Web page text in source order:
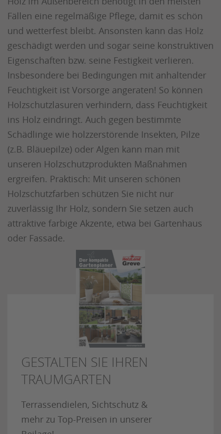
Fällen eine regelmäßige Pflege, damit es schön
und wetterfest bleibt. Ansonsten kann das Holz
geschädigt werden und sogar seine konstruktiven
Eigenschaften bzw. seine Festigkeit verlieren.
Insbesondere bei Bedingungen mit anhaltender
Feuchtigkeit ist Vorsorge angeraten! So können
Holzschutzlasuren verhindern, dass Feuchtigkeit
ins Holz eindringt. Auch gegen bestimmte
Schädlinge wie holzzerstörende Insekten, Pilze
(z.B. Bläuepilze) oder Algen kann man mit
unseren Holzschutzprodukten Maßnahmen
ergreifen. Praktisch: Mit unseren schönen
Holzschutzfarben schützen Sie nicht nur
zuverlässig Ihr Holz, sondern Sie setzen auch
attraktive farbige Akzente, etwa bei Gartenhaus
oder Fassade.
GESTALTEN SIE IHREN
TRAUMGARTEN
Terrassendielen, Sichtschutz &
mehr zu Top-Preisen in unserer